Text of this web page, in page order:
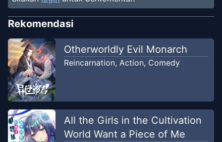
Rekomendasi
Otherworldly Evil Monarch
Reincarnation, Action, Comedy
All the Girls in the Cultivation
World Want a Piece of Me